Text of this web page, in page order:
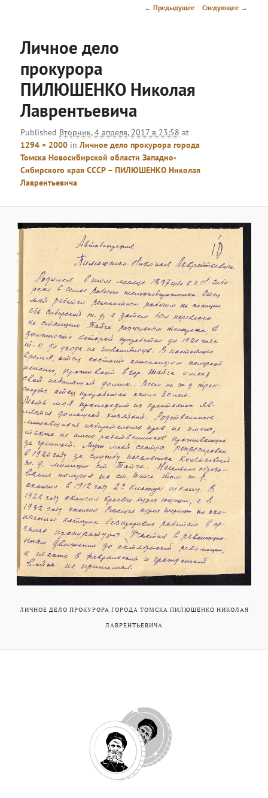
Навигация
← Предыдущее Следующее →
Личное дело
прокурора
ПИЛЮШЕНКО Николая
Лаврентьевича
Published Вторник, 4 апреля, 2017 в 23:58 at
1294 × 2000 inЛичное дело прокурора города
Томска Новосибирской области Западно-
Сибирского края СССР – ПИЛЮШЕНКО Николая
Лаврентьевича
ЛИЧНОЕ ДЕЛО ПРОКУРОРА ГОРОДА ТОМСКА ПИЛЮШЕНКО НИКОЛАЯ
ЛАВРЕНТЬЕВИЧА